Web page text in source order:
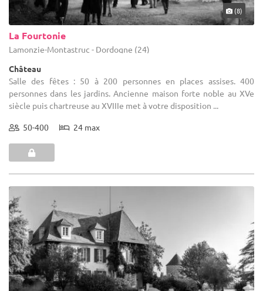
(8)
La Fourtonie
Lamonzie-Montastruc - Dordogne (24)
Château
Salle des fêtes : 50 à 200 personnes en places assises. 400
personnes dans les jardins. Ancienne maison forte noble au XVe
siècle puis chartreuse au XVIIIe met à votre disposition ...
50-400 24 max